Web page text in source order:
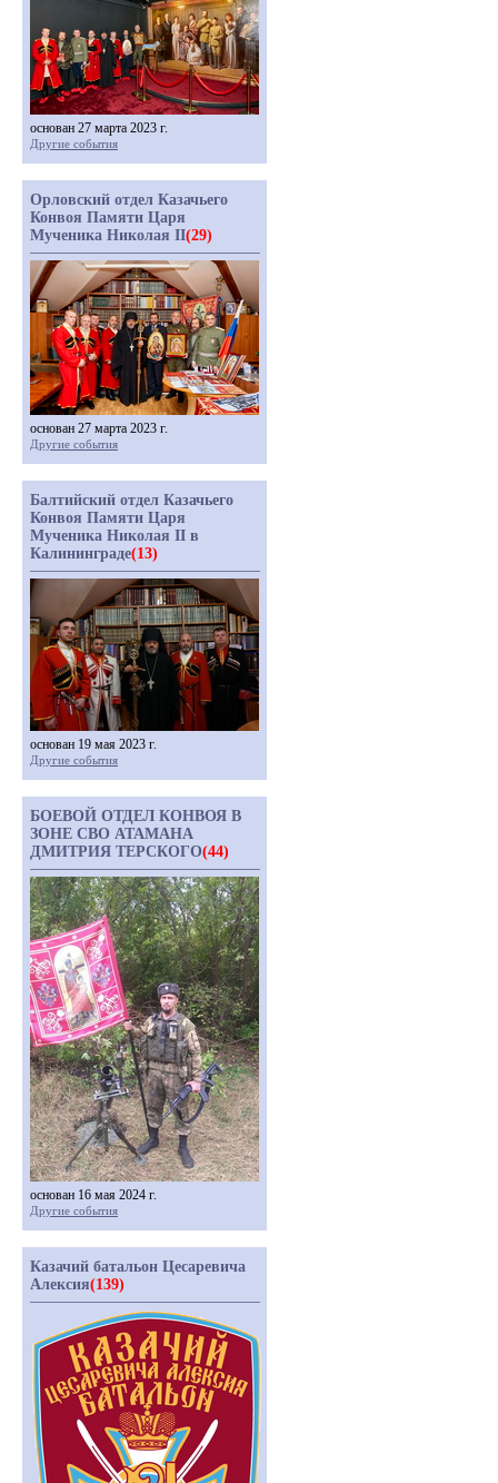
основан 27 марта 2023 г.
Другие события
Орловский отдел Казачьего
Конвоя Памяти Царя
Мученика Николая II(29)
основан 27 марта 2023 г.
Другие события
Балтийский отдел Казачьего
Конвоя Памяти Царя
Мученика Николая II в
Калининграде(13)
основан 19 мая 2023 г.
Другие события
БОЕВОЙ ОТДЕЛ КОНВОЯ В
ЗОНЕ СВО АТАМАНА
ДМИТРИЯ ТЕРСКОГО(44)
основан 16 мая 2024 г.
Другие события
Казачий батальон Цесаревича
Алексия(139)